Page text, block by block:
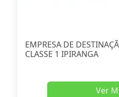
EMPRESA DE
CLASSE 1 IPIRANGA
Ver